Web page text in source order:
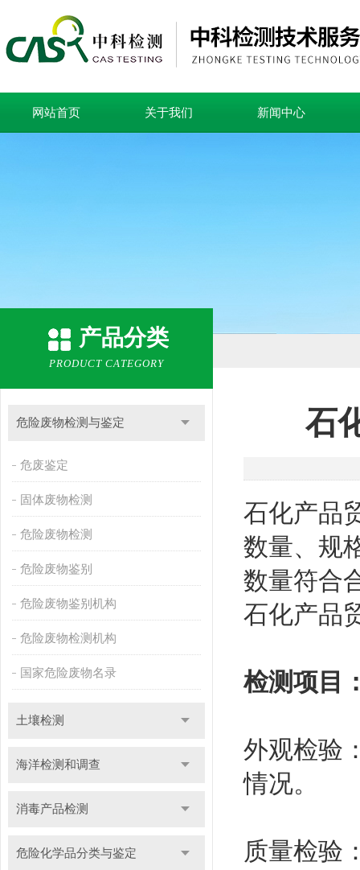
网站首页 关于我们 新闻中心
产品分类
PRODUCT CATEGORY
危险废物检测与鉴定
危废鉴定
固体废物检测
危险废物检测
危险废物鉴别
危险废物鉴别机构
危险废物检测机构
国家危险废物名录
土壤检测
海洋检测和调查
消毒产品检测
危险化学品分类与鉴定
石
石化产品
数量、规
数量符合
石化产品
检测项目
外观检验
情况。
质量检验